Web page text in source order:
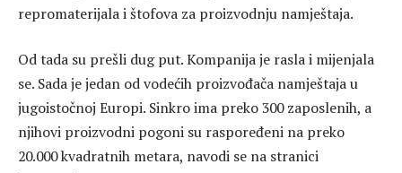
repromaterijala i štofova za proizvodnju namještaja.
Od tada su prešli dug put. Kompanija je rasla i mijenjala
se. Sada je jedan od vodećih proizvođača namještaja u
jugoistočnoj Europi. Sinkro ima preko 300 zaposlenih, a
njihovi proizvodni pogoni su raspoređeni na preko
20.000 kvadratnih metara, navodi se na stranici